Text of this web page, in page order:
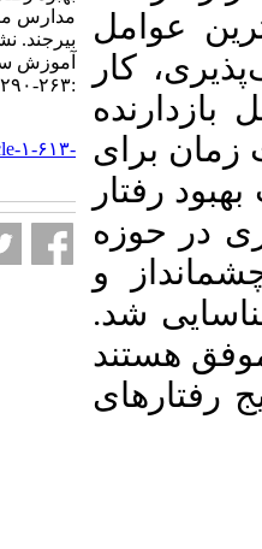
مدارس متوسطه اول شهر
بیرجند. نشریه مديريت بر
آموزش سازمانها. ۱۴۰۲; ۱۲ (۳)
:۲۶۳-۲۹۰
http://journalieaa.ir/article-۱-۶۱۳-